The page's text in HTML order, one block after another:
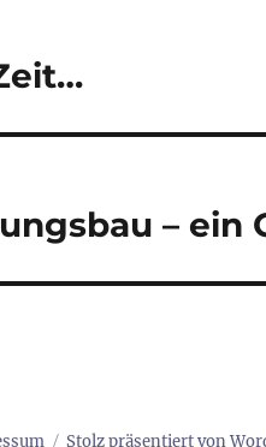
– ein
Stolz präsentiert von